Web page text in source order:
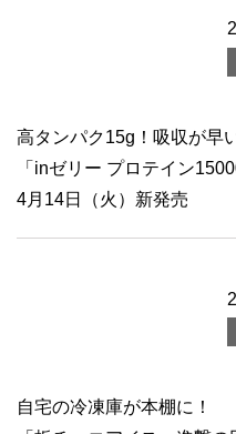
高タンパク15g！吸収が早
「inゼリー プロテイン
4月14日（火）新発売
自宅の冷凍庫が本棚に！